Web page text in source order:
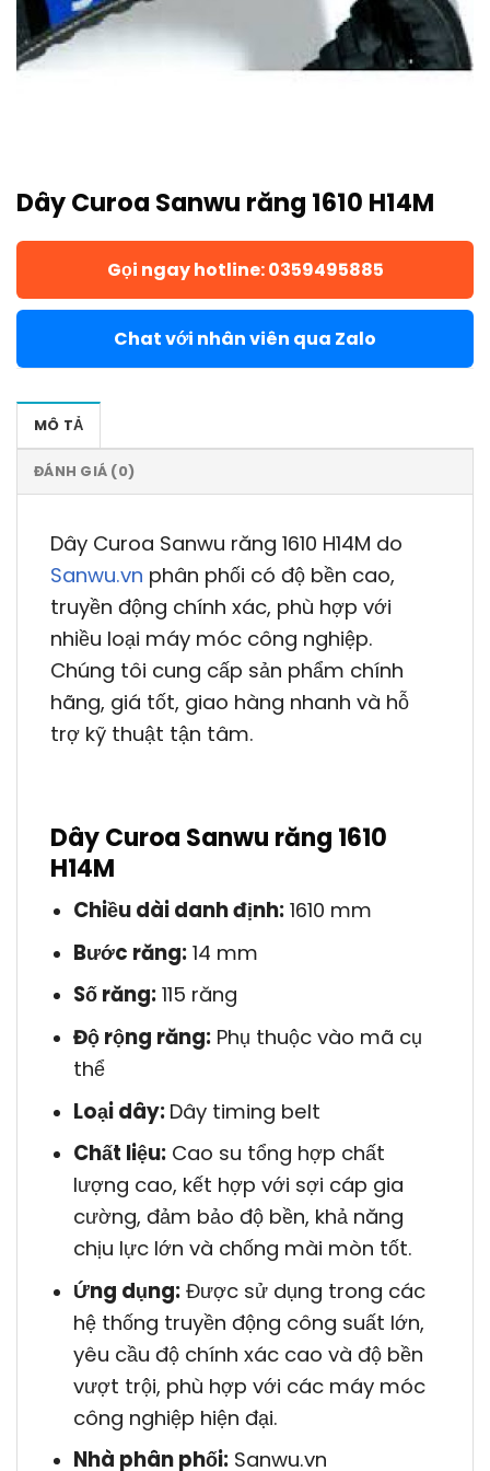
Dây Curoa Sanwu răng 1610 H14M
Gọi ngay hotline: 0359495885
Chat với nhân viên qua Zalo
MÔ TẢ
ĐÁNH GIÁ (0)
Dây Curoa Sanwu răng 1610 H14M do
Sanwu.vn phân phối có độ bền cao,
truyền động chính xác, phù hợp với
nhiều loại máy móc công nghiệp.
Chúng tôi cung cấp sản phẩm chính
hãng, giá tốt, giao hàng nhanh và hỗ
trợ kỹ thuật tận tâm.
Dây Curoa Sanwu răng 1610
H14M
Chiều dài danh định:1610 mm
Bước răng:14 mm
Số răng:115 răng
Độ rộng răng:Phụ thuộc vào mã cụ
thể
Loại dây: Dây timing belt
Chất liệu:Cao su tổng hợp chất
lượng cao, kết hợp với sợi cáp gia
cường, đảm bảo độ bền, khả năng
chịu lực lớn và chống mài mòn tốt.
Ứng dụng:Được sử dụng trong các
hệ thống truyền động công suất lớn,
yêu cầu độ chính xác cao và độ bền
vượt trội, phù hợp với các máy móc
công nghiệp hiện đại.
Nhà phân phối:Sanwu.vn